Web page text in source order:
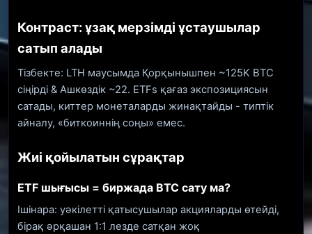
Контраст: ұзақ мерзімді ұстаушылар
сатып алады
Тізбекте: LTH маусымда Қорқынышпен ~125K BTC
сіңірді & Ашкөздік ~22. ETFs қағаз экспозициясын
сатады, киттер монеталарды жинақтайды - типтік
айналу, «биткоиннің соңы» емес.
Жиі қойылатын сұрақтар
ETF шығысы = биржада BTC сату ма?
Ішінара: уәкілетті қатысушылар акцияларды өтейді,
бірақ әрқашан 1:1 лезде сатқан жоқ